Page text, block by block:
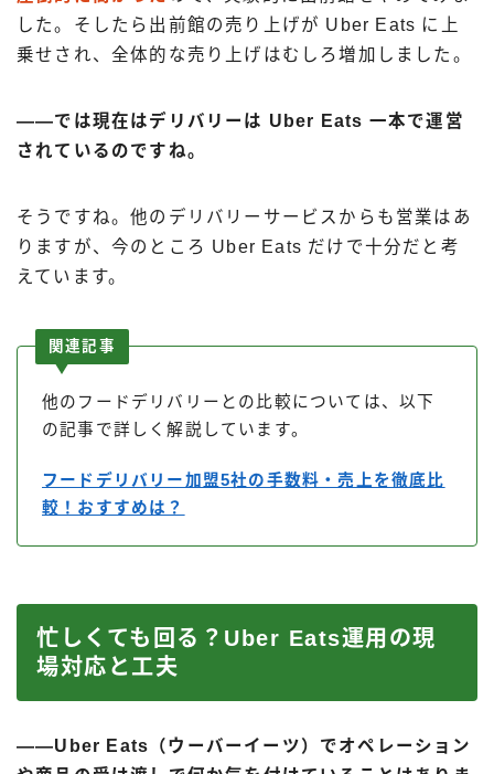
した。そしたら出前館の売り上げが Uber Eats に上
乗せされ、全体的な売り上げはむしろ増加しました。
――では現在はデリバリーは Uber Eats 一本で運営
されているのですね。
そうですね。他のデリバリーサービスからも営業はあ
りますが、今のところ Uber Eats だけで十分だと考
えています。
関連記事
他のフードデリバリーとの比較については、以下
の記事で詳しく解説しています。
フードデリバリー加盟5社の手数料・売上を徹底比
較！おすすめは？
忙しくても回る？Uber Eats運用の現
場対応と工夫
――Uber Eats（ウーバーイーツ）でオペレーション